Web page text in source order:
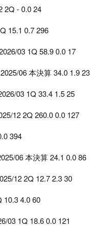
2Q - 0.0 24
15.1 0.7 296
03 1Q 58.9 0.0 17
06 本決算 34.0 1.9 23
03 1Q 33.4 1.5 25
12 2Q 260.0 0.0 127
394
06 本決算 24.1 0.0 86
12 2Q 12.7 2.3 30
10.3 4.0 60
03 1Q 18.6 0.0 121